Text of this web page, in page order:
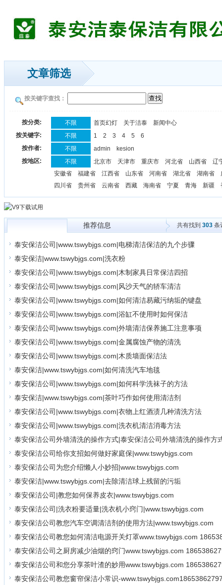
文章筛选
按关键字查找：
按分类: 不限 首页幻灯 关于洁泰
新闻中心
按关键字:
不限 1 2 3 4 5
6
按作者:
不限 admin
kesion
按地区:
不限 北京市 天津市 重庆市 河北省 山西省
辽
安徽省
福建省 江西省 山东省 河南省 湖北省 湖南省
四川省
贵州省 云南省 西藏 海南省 宁夏 青海 新疆
推荐信息 共有找到 303条
泰安保洁公司|www.tswybjgs.com|电梯清洁保洁的九个步骤
泰安保洁|www.tswybjgs.com|洗衣粉
泰安保洁公司|www.tswybjgs.com|木制家具日常保洁四招
泰安保洁公司|www.tswybjgs.com|风沙天气的轿车清洁
泰安保洁公司|www.tswybjgs.com|如何清洁易藏污纳垢的键盘
泰安保洁公司|www.tswybjgs.com|浴缸不使用时如何保洁
泰安保洁公司|www.tswybjgs.com|外墙清洁保养施工注意事项
泰安保洁公司|www.tswybjgs.com|金属腐蚀产物的清洗
泰安保洁公司|www.tswybjgs.com|木质墙面保洁法
泰安保洁|www.tswybjgs.com|如何清洗汽车地毯
泰安保洁公司|www.tswybjgs.com|如何科学洗袜子的方法
泰安保洁|www.tswybjgs.com|茶叶巧作如何使用清洁剂
泰安保洁公司|www.tswybjgs.com|衣物上红酒渍几种清洗方法
泰安保洁公司|www.tswybjgs.com|洗衣机清洁消毒方法
泰安保洁公司外墙清洗的操作方式|泰安保洁公司外墙清洗的操作方
泰安保洁公司给你支招如何做好家庭保|www.tswybjgs.com
泰安保洁公司为您介绍懒人小妙招|www.tswybjgs.com
泰安保洁|www.tswybjgs.com|去除清洁球上残留的污垢
泰安保洁公司|教您如何保养皮衣|www.tswybjgs.com
泰安保洁公司|洗衣粉要适量|洗衣机小窍门|www.tswybjgs.com
泰安保洁公司教您汽车空调清洁剂的使用方法|www.tswybjgs.com
泰安保洁公司教您如何清洁电源开关灯罩www.tswybjgs.com
泰安保洁公司之厨房减少油烟的窍门www.tswybjgs.com
泰安保洁公司和您分享茶叶渣的妙用www.tswybjgs.com
泰安保洁公司教您窗帘保洁小常识-